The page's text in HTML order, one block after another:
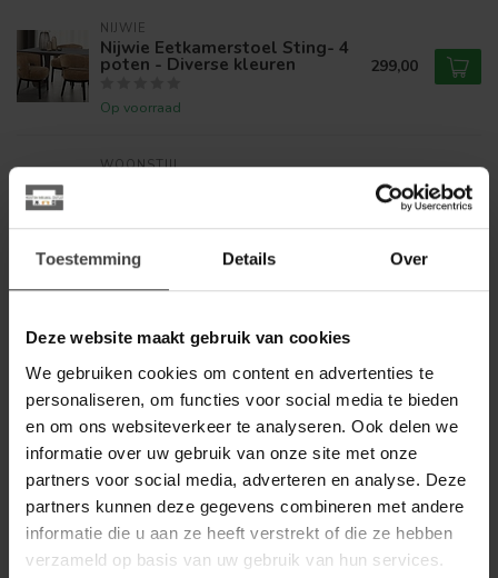
Toestemming Details Over
Deze website maakt gebruik van cookies
We gebruiken cookies om content en advertenties te
personaliseren, om functies voor social media te bieden
en om ons websiteverkeer te analyseren. Ook delen we
informatie over uw gebruik van onze site met onze
partners voor social media, adverteren en analyse. Deze
partners kunnen deze gegevens combineren met andere
informatie die u aan ze heeft verstrekt of die ze hebben
verzameld op basis van uw gebruik van hun services.
NIJWIE
Nijwie Eetkamerstoel Sting- 4
poten - Diverse kleuren
Op voorraad
299,00
WOONSTIJL
Op voorraad
149,00
99,00
WoonStijl Eetkamerstoel
velvet straight stitch - Groen of
goud
Op voorraad
69,00
Label51 Eetkamerstoel
Stapelbaar - Bruin - Hout -
Oker
Op voorraad
89,00